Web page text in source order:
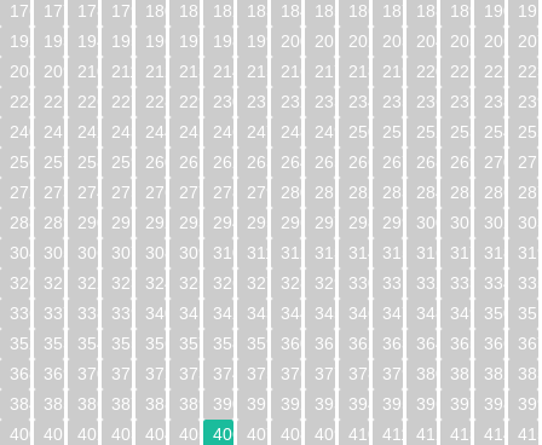
176
177 178 179 180 181 182 183 184 185 186 187 188 189 190
192
193 194 195 196 197 198 199 200 201 202 203 204 205 206
208
209 210 211 212 213 214 215 216 217 218 219 220 221 222
224
225 226 227 228 229 230 231 232 233 234 235 236 237 238
240
241 242 243 244 245 246 247 248 249 250 251 252 253 254
256
257 258 259 260 261 262 263 264 265 266 267 268 269 270
272
273 274 275 276 277 278 279 280 281 282 283 284 285 286
288
289 290 291 292 293 294 295 296 297 298 299 300 301 302
304
305 306 307 308 309 310 311 312 313 314 315 316 317 318
320
321 322 323 324 325 326 327 328 329 330 331 332 333 334
336
337 338 339 340 341 342 343 344 345 346 347 348 349 350
352
353 354 355 356 357 358 359 360 361 362 363 364 365 366
368
369 370 371 372 373 374 375 376 377 378 379 380 381 382
384
385 386 387 388 389 390 391 392 393 394 395 396 397 398
400
401 402 403 404 405 406 407 408 409 410 411 412 413 414